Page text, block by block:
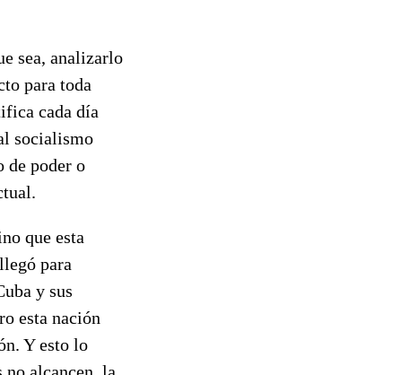
sea, analizarlo
para toda
cada día
socialismo
de poder o
que esta
para
y sus
esta nación
Y esto lo